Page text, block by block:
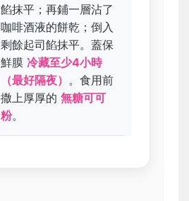
餡抹平；再鋪一層沾了
咖啡酒液的餅乾；倒入
剩餘起司餡抹平。蓋保
鮮膜 冷藏至少4小時
（最好隔夜） 。食用前
撒上厚厚的 無糖可可
粉。